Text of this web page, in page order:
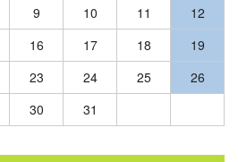
9 10 11
12
16 17 18
19
23 24 25
26
30 31